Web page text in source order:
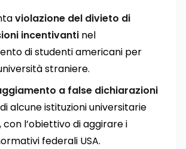
violazione del divieto di
incentivanti nel
di studenti americani per
straniere.
a false dichiarazioni
alcune istituzioni universitarie
l’obiettivo di aggirare i
federali USA.